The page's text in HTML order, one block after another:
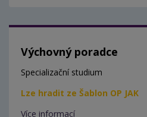
Výchovný poradce
Specializační studium
Lze hradit ze Šablon OP JAK
Více informací